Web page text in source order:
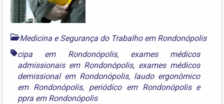
Medicina e Segurança do Trabalho em Rondonópolis
cipa em Rondonópolis, exames médicos
admissionais em Rondonópolis, exames médicos
demissional em Rondonópolis, laudo ergonômico
em Rondonópolis, periódico em Rondonópolise
ppra em Rondonópolis